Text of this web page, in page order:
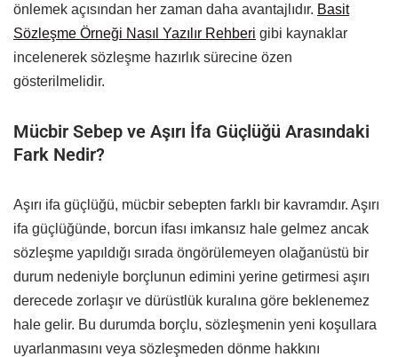
önlemek açısından her zaman daha avantajlıdır. Basit
Sözleşme Örneği Nasıl Yazılır Rehberi gibi kaynaklar
incelenerek sözleşme hazırlık sürecine özen
gösterilmelidir.
Mücbir Sebep ve Aşırı İfa Güçlüğü Arasındaki
Fark Nedir?
Aşırı ifa güçlüğü, mücbir sebepten farklı bir kavramdır. Aşırı
ifa güçlüğünde, borcun ifası imkansız hale gelmez ancak
sözleşme yapıldığı sırada öngörülemeyen olağanüstü bir
durum nedeniyle borçlunun edimini yerine getirmesi aşırı
derecede zorlaşır ve dürüstlük kuralına göre beklenemez
hale gelir. Bu durumda borçlu, sözleşmenin yeni koşullara
uyarlanmasını veya sözleşmeden dönme hakkını